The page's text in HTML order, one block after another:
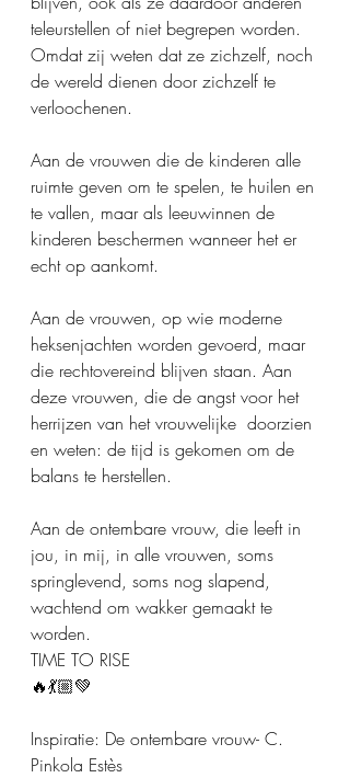
teleurstellen of niet begrepen worden.
Omdat zij weten dat ze zichzelf, noch
de wereld dienen door zichzelf te
verloochenen.
Aan de vrouwen die de kinderen alle
ruimte geven om te spelen, te huilen en
te vallen, maar als leeuwinnen de
kinderen beschermen wanneer het er
echt op aankomt.
Aan de vrouwen, op wie moderne
heksenjachten worden gevoerd, maar
die rechtovereind blijven staan. Aan
deze vrouwen, die de angst voor het
herrijzen van het vrouwelijke  doorzien
en weten: de tijd is gekomen om de
balans te herstellen.
Aan de ontembare vrouw, die leeft in
jou, in mij, in alle vrouwen, soms
springlevend, soms nog slapend,
wachtend om wakker gemaakt te
worden.
TIME TO RISE
🔥💃🏼💚
Inspiratie: De ontembare vrouw- C.
Pinkola Estès